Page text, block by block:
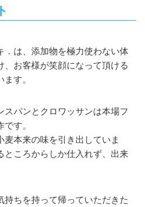
．は、添加物を極力使わない体
、お客様が笑顔になって頂ける
す。
スパンとクロワッサンは本場フ
す。
本来の味を引き出していま
ところからしか仕入れず、出来
持ちを持って帰っていただきた